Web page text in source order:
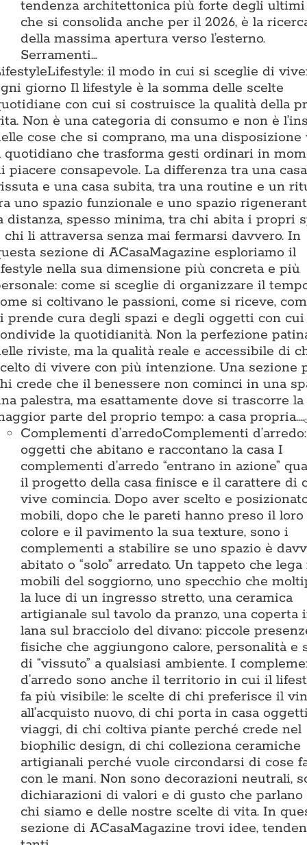
tendenza architettonica più forte degli ultimi
che si consolida anche per il 2026, è la
della massima apertura verso l’esterno.
Serramenti…
Lifestyle: il modo in cui si sceglie di
giorno Il lifestyle è la somma delle scelte
con cui si costruisce la qualità della
Non è una categoria di consumo e non è
cose che si comprano, ma una disposizione
quotidiano che trasforma gesti ordinari in
piacere consapevole. La differenza tra una casa
e una casa subita, tra una routine e un
uno spazio funzionale e uno spazio
distanza, spesso minima, tra chi abita i propri
chi li attraversa senza mai fermarsi davvero. In
sezione di ACasaMagazine esploriamo il
nella sua dimensione più concreta e più
come si sceglie di organizzare il
si coltivano le passioni, come si riceve,
prende cura degli spazi e degli oggetti con
la quotidianità. Non la perfezione
riviste, ma la qualità reale e accessibile di
di vivere con più intenzione. Una sezione
crede che il benessere non cominci in una
palestra, ma esattamente dove si trascorre la
parte del proprio tempo: a casa propria.…
Complementi d’arredoComplementi
oggetti che abitano e raccontano la casa I
complementi d’arredo “entrano in azione”
il progetto della casa finisce e il carattere di
vive comincia. Dopo aver scelto e
mobili, dopo che le pareti hanno preso il loro
colore e il pavimento la sua texture, sono i
complementi a stabilire se uno spazio è
abitato o “solo” arredato. Un tappeto che lega
mobili del soggiorno, uno specchio che
la luce di un ingresso stretto, una ceramica
artigianale sul tavolo da pranzo, una coperta
lana sul bracciolo del divano: piccole
fisiche che aggiungono calore, personalità e
di “vissuto” a qualsiasi ambiente. I
d’arredo sono anche il territorio in cui il
fa più visibile: le scelte di chi preferisce il
all’acquisto nuovo, di chi porta in casa
viaggi, di chi coltiva piante perché crede nel
biophilic design, di chi colleziona ceramiche
artigianali perché vuole circondarsi di cose
con le mani. Non sono decorazioni neutrali,
dichiarazioni di valori e di gusto che
chi siamo e delle nostre scelte di vita. In
sezione di ACasaMagazine trovi idee,